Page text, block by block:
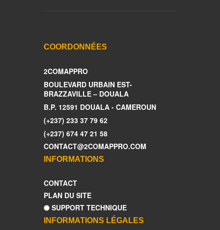
COORDONNÉES
2COMAPPRO
BOULEVARD URBAIN EST-
BRAZZAVILLE – DOUALA
B.P. 12591 DOUALA - CAMEROUN
(+237) 233 37 79 62
(+237) 674 47 21 58
CONTACT@2COMAPPRO.COM
INFORMATIONS
CONTACT
PLAN DU SITE
SUPPORT TECHNIQUE
INFORMATIONS LÉGALES